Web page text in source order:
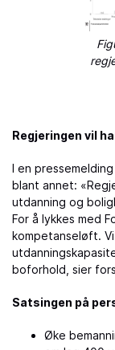
Regjeringen vil
I en
blant annet:
utdanning og
For å lykkes med
kompetanseløft.
boforhold, sier
Satsingen på
Øke